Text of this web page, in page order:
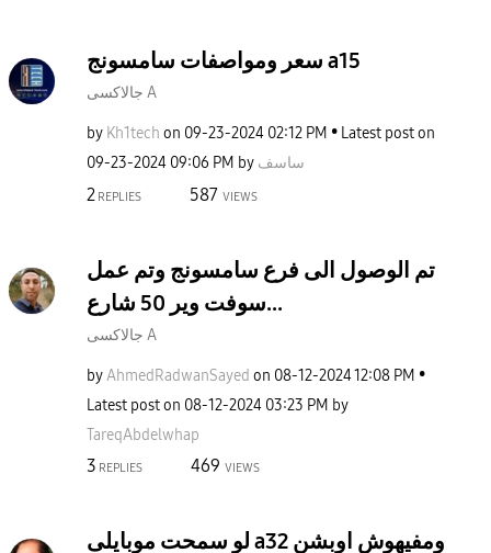
سعر ومواصفات سامسونج a15
جالاكسى A
by Kh1tech on ‎09-23-2024 02:12 PM
Latest post on
‎09-23-2024 09:06 PM by ساسف
2 REPLIES 587 VIEWS
تم الوصول الى فرع سامسونج وتم عمل
سوفت وير 50 شارع...
جالاكسى A
byAhmedRadwanSayed on ‎08-12-202412:08 PM
Latest post on ‎08-12-2024 03:23 PM by
TareqAbdelwhap
3 REPLIES 469 VIEWS
لو سمحت موبايلى a32 ومفيهوش اوبشن